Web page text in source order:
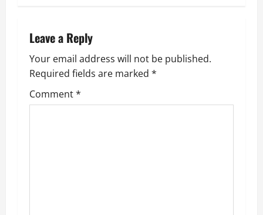
a
v
i
g
Leave a Reply
Your email address will not be published.
Required fields are marked *
Comment*